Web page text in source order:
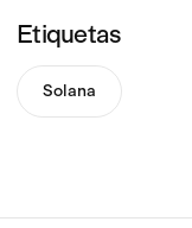
Etiquetas
Solana